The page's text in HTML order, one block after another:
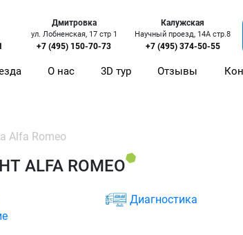
Дмитровка
ул. Лобненская, 17 стр 1
+7 (495) 150-70-73
Калужская
Научный проезд, 14А стр.8
+7 (495) 374-50-55
О нас 3D тур Отзывы
Alfa Romeo
ROMEO
Диагностика